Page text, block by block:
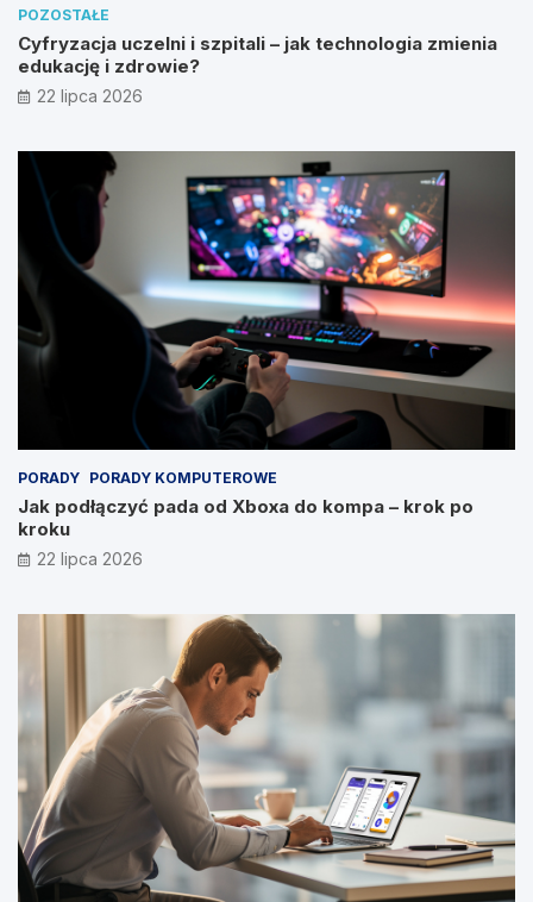
POZOSTAŁE
Cyfryzacja uczelni i szpitali – jak technologia zmienia
edukację i zdrowie?
22 lipca 2026
PORADY PORADY KOMPUTEROWE
Jak podłączyć pada od Xboxa do kompa – krok po
kroku
22 lipca 2026